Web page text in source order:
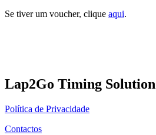
Se tiver um voucher, clique aqui.
Lap2Go Timing Solution
Política de Privacidade
Contactos